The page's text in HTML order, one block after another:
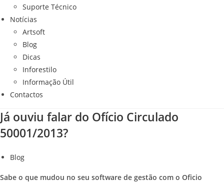
Suporte Técnico
Notícias
Artsoft
Blog
Dicas
Inforestilo
Informação Útil
Contactos
Já ouviu falar do Ofício Circulado
50001/2013?
Blog
Sabe o que mudou no seu software de gestão com o Oficio